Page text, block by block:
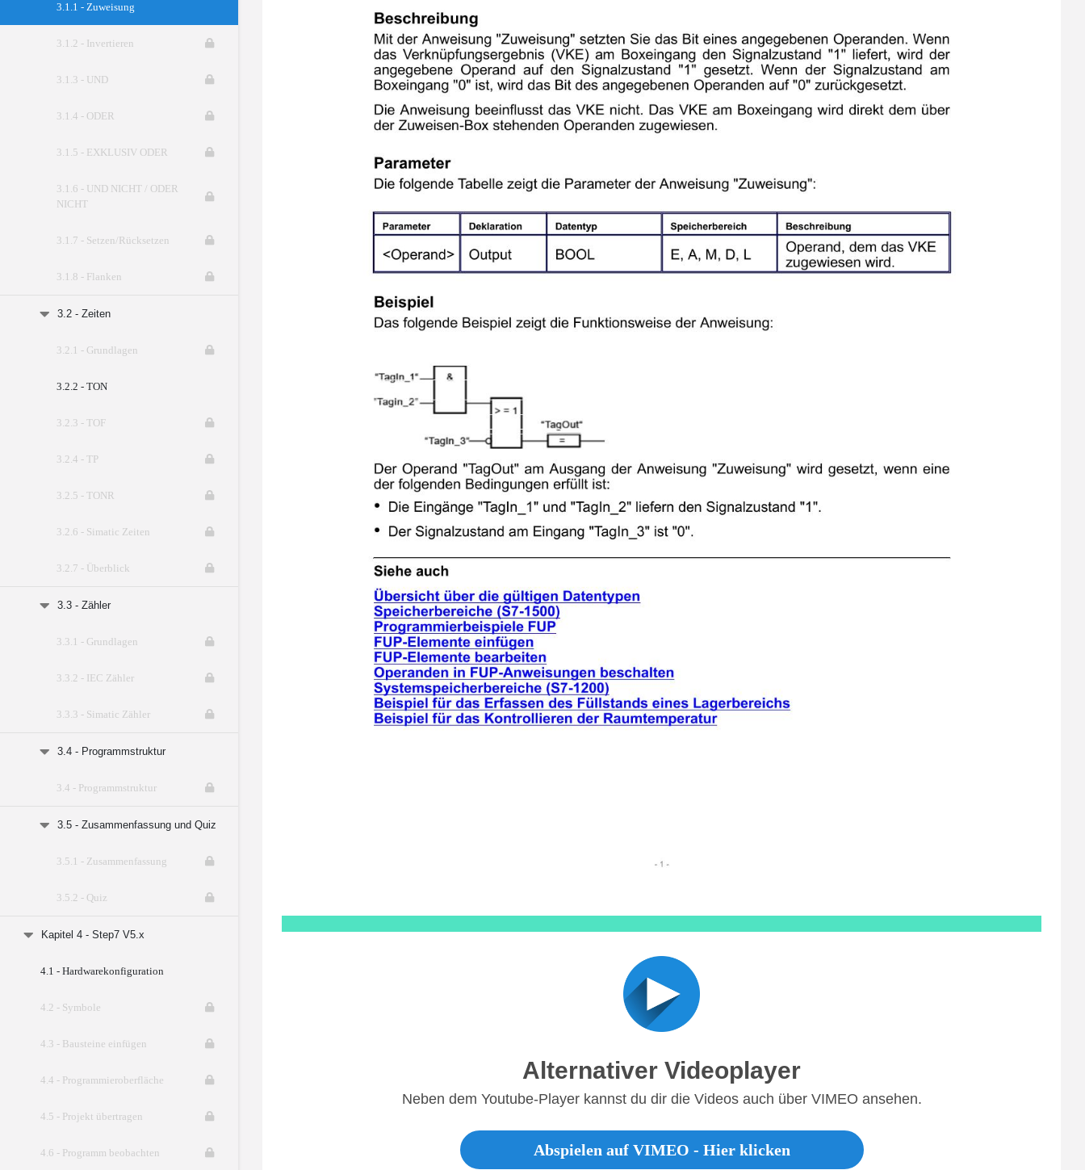
3.1.1 - Zuweisung
3.1.2 - Invertieren
3.1.3 - UND
3.1.4 - ODER
3.1.5 - EXKLUSIV ODER
3.1.6 - UND NICHT / ODER
NICHT
3.1.7 - Setzen/Rücksetzen
3.1.8 - Flanken
3.2 - Zeiten
3.2.1 - Grundlagen
3.2.2 - TON
3.2.3 - TOF
3.2.4 - TP
3.2.5 - TONR
3.2.6 - Simatic Zeiten
3.2.7 - Überblick
3.3 - Zähler
3.3.1 - Grundlagen
3.3.2 - IEC Zähler
3.3.3 - Simatic Zähler
3.4 - Programmstruktur
3.4 - Programmstruktur
3.5 - Zusammenfassung und Quiz
3.5.1 - Zusammenfassung
3.5.2 - Quiz
Kapitel 4 - Step7 V5.x
4.1 - Hardwarekonfiguration
4.2 - Symbole
4.3 - Bausteine einfügen
4.4 - Programmieroberfläche
4.5 - Projekt übertragen
4.6 - Programm beobachten
Alternativer Videoplayer
Neben dem Youtube-Player kannst du dir die Videos auch über VIMEO ansehen.
Abspielen auf VIMEO - Hier klicken